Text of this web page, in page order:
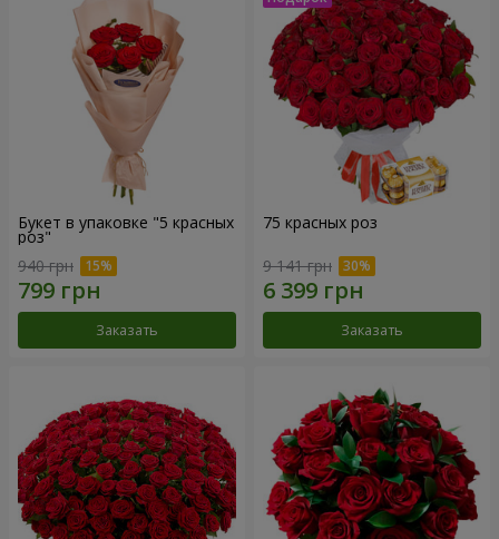
Букет в упаковке "5 красных
роз"
940 грн
Заказать
75 красных роз
9 141 грн
Заказать